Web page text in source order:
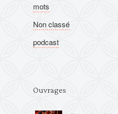
mots
Non classé
podcast
Ouvrages